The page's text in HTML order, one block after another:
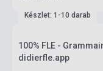
Készlet: 1-10 darab
100% FLE -
didierfle.app